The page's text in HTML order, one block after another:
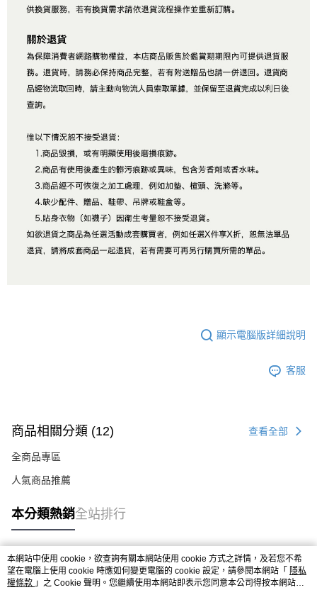
顯示電腦版詳細說明
客服
商品相關分類 (12) 查看全部
全商品專區
人氣商品推薦
本分類熱銷全站排行
熱門標籤
本網站中使用 cookie，欲查詢有關本網站使用 cookie 方式之詳情，及若您不希
望在電腦上使用 cookie 時應如何變更電腦的 cookie 設定，請參閱本網站「 隱私
權條款 」之 Cookie 聲明。您繼續使用本網站即表示您同意本公司得按本網站使